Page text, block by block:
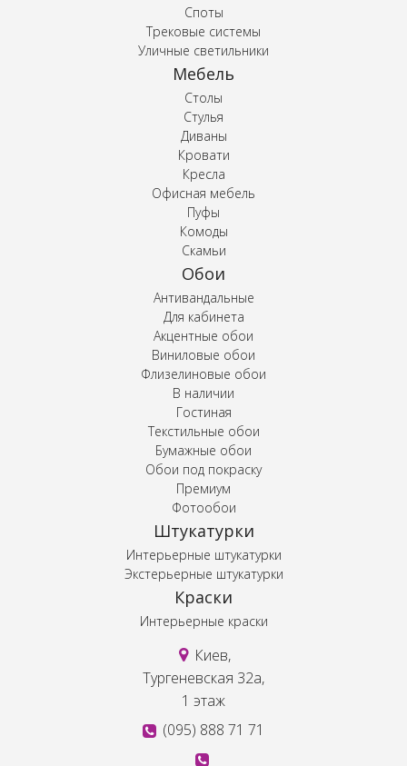
Споты
Трековые системы
Уличные светильники
Мебель
Столы
Стулья
Диваны
Кровати
Кресла
Офисная мебель
Пуфы
Комоды
Скамьи
Обои
Антивандальные
Для кабинета
Акцентные обои
Виниловые обои
Флизелиновые обои
В наличии
Гостиная
Текстильные обои
Бумажные обои
Обои под покраску
Премиум
Фотообои
Штукатурки
Интерьерные штукатурки
Экстерьерные штукатурки
Краски
Интерьерные краски
Киев,
Тургеневская 32а,
1 этаж
(095) 888 71 71